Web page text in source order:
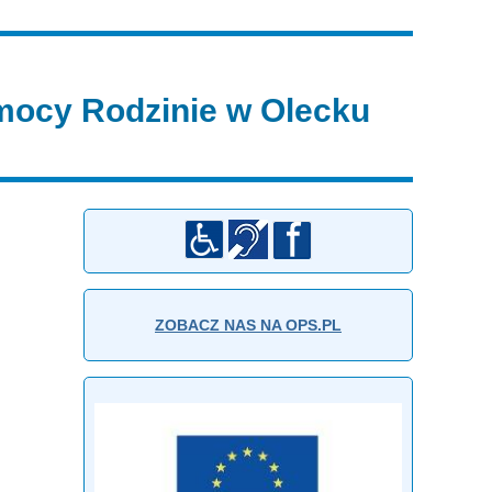
Rodzinie w Olecku
ZOBACZ NAS NA OPS.PL